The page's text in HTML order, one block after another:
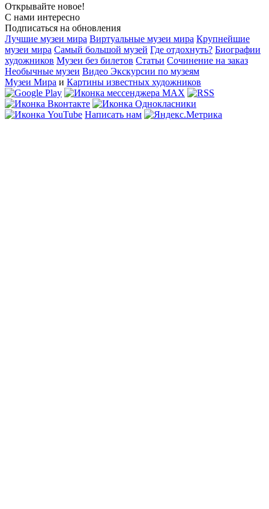
Открывайте новое!
С нами интересно
Подписаться на обновления
Лучшие музеи мира Виртуальные музеи мира Крупнейшие
музеи мира Самый большой музей Где отдохнуть? Биографии
художников Музеи без билетов Статьи Сочинение на заказ
Необычные музеи Видео Экскурсии по музеям
Музеи Мира и Картины известных художников
Написать нам